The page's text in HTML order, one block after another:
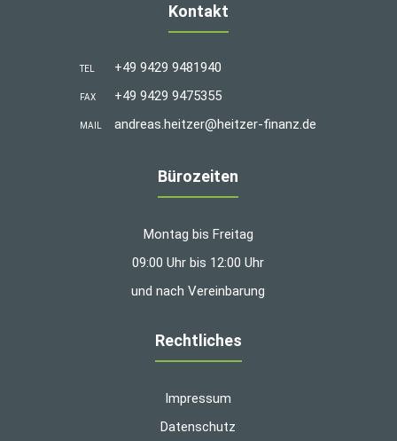
Kontakt
TEL +49 9429 9481940
FAX +49 9429 9475355
MAIL andreas.heitzer@heitzer-finanz.de
Bürozeiten
Montag bis Freitag
09:00 Uhr bis 12:00 Uhr
und nach Vereinbarung
Rechtliches
Impressum
Datenschutz